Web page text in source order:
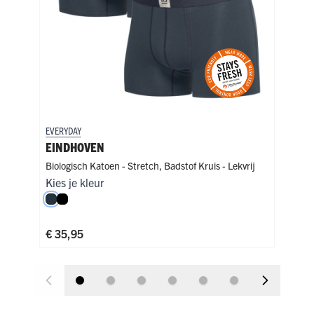
EVERYDAY
EINDHOVEN
Biologisch Katoen - Stretch, Badstof Kruis - Lekvrij
Kies je kleur
NavyZwart
€ 35,95